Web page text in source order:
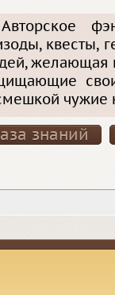
Авторское
квесты,
желающая
чужие
знаний